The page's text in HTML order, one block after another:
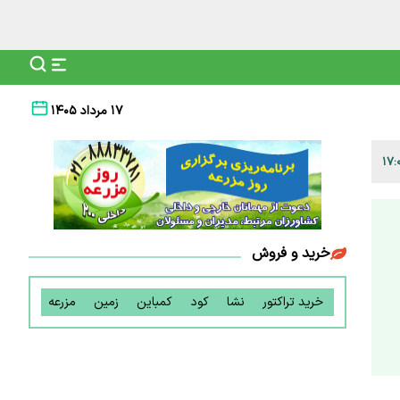
۱۷ مرداد ۱۴۰۵
خرید و فروش
خرید تراکتور نشا کود کمباین زمین مزرعه